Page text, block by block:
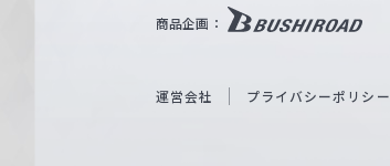
W
i
商品企画：
運営会社 プライバシーポリシー